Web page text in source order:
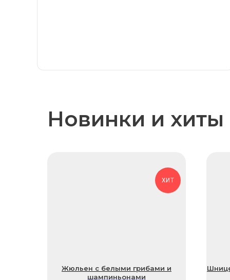
Новинки и хиты
ХИТ
Жюльен с белыми грибами и
шампиньонами